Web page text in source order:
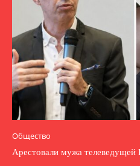
Общество
Арестовали мужа телеведущей